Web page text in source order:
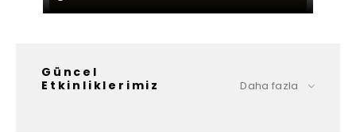
Güncel
Etkinliklerimiz
Daha fazla